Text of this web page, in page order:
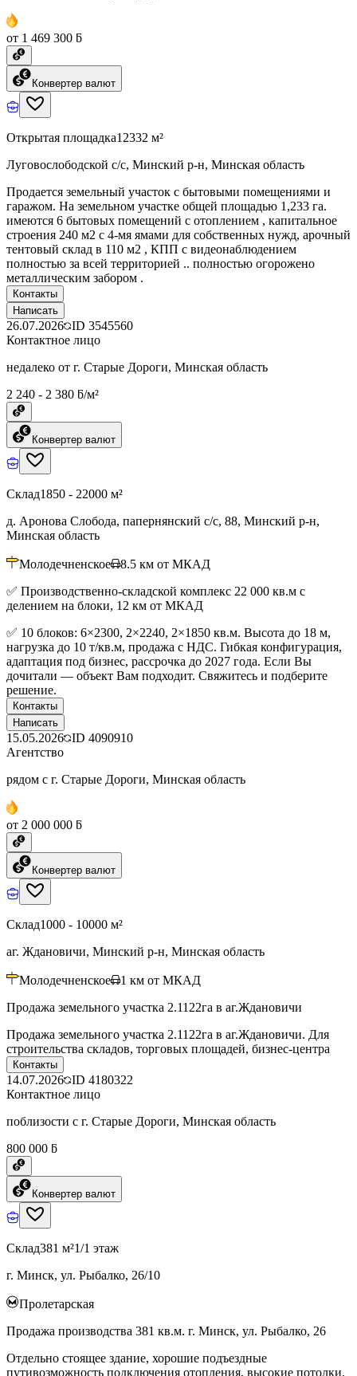
от 1 469 300 ƃ
Конвертер валют
Открытая площадка12332 м²
Луговослободской с/с, Минский р-н, Минская область
Продается земельный участок с бытовыми помещениями и
гаражом. На земельном участке общей площадью 1,233 га.
имеются 6 бытовых помещений с отоплением , капитальное
строения 240 м2 с 4-мя ямами для собственных нужд, арочный
тентовый склад в 110 м2 , КПП с видеонаблюдением
полностью за всей территорией .. полностью огорожено
металлическим забором .
Контакты
Написать
26.07.2026 ID 3545560
Контактное лицо
недалеко от г. Старые Дороги, Минская область
2 240 - 2 380 ƃ/м²
Конвертер валют
Склад1850 - 22000 м²
д. Аронова Слобода, папернянский с/с, 88, Минский р-н,
Минская область
Молодечненское 8.5 км от МКАД
✅ Производственно-складской комплекс 22 000 кв.м с
делением на блоки, 12 км от МКАД
✅ 10 блоков: 6×2300, 2×2240, 2×1850 кв.м. Высота до 18 м,
нагрузка до 10 т/кв.м, продажа с НДС. Гибкая конфигурация,
адаптация под бизнес, рассрочка до 2027 года. Если Вы
дочитали — объект Вам подходит. Свяжитесь и подберите
решение.
Контакты
Написать
15.05.2026 ID 4090910
Агентство
рядом с г. Старые Дороги, Минская область
от 2 000 000 ƃ
Конвертер валют
Склад1000 - 10000 м²
аг. Ждановичи, Минский р-н, Минская область
Молодечненское 1 км от МКАД
Продажа земельного участка 2.1122га в аг.Ждановичи
Продажа земельного участка 2.1122га в аг.Ждановичи. Для
строительства складов, торговых площадей, бизнес-центра
Контакты
14.07.2026 ID 4180322
Контактное лицо
поблизости с г. Старые Дороги, Минская область
800 000 ƃ
Конвертер валют
Склад381 м²1/1 этаж
г. Минск, ул. Рыбалко, 26/10
Пролетарская
Продажа производства 381 кв.м. г. Минск, ул. Рыбалко, 26
Отдельно стоящее здание, хорошие подъездные
путивозможность подключения отопления, высокие потолки,